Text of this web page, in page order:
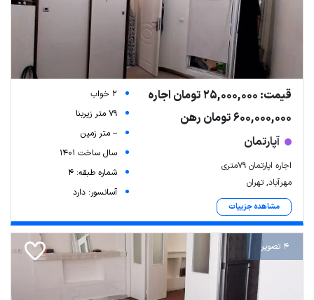
قیمت: 25,000,000 تومان اجاره
600,000,000 تومان رهن
آپارتمان
اجاره اپارتمان ۷۹متری
مهرآباد, تهران
مشاهده جزییات
2 خواب
79 متر زیربنا
-- متر زمین
سال ساخت 1401
شماره طبقه: 4
آسانسور: دارد
4 تصویر